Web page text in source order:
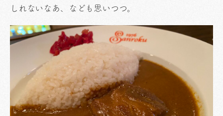
しれないなあ、なども思いつつ。